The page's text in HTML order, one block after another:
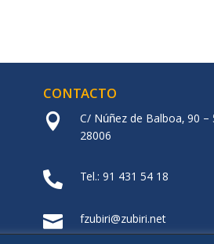
CONTACTO

C/ Núñez de Balboa, 90 –
28006
 Tel.: 91 431 54 18
 fzubiri@zubiri.net